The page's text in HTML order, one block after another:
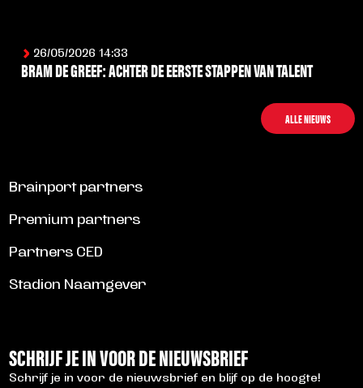
26/05/2026 14:33
BRAM DE GREEF: ACHTER DE EERSTE STAPPEN VAN TALENT
ALLE NIEUWS
Brainport partners
Premium partners
Partners CED
Stadion Naamgever
SCHRIJF JE IN VOOR DE NIEUWSBRIEF
Schrijf je in voor de nieuwsbrief en blijf op de hoogte!